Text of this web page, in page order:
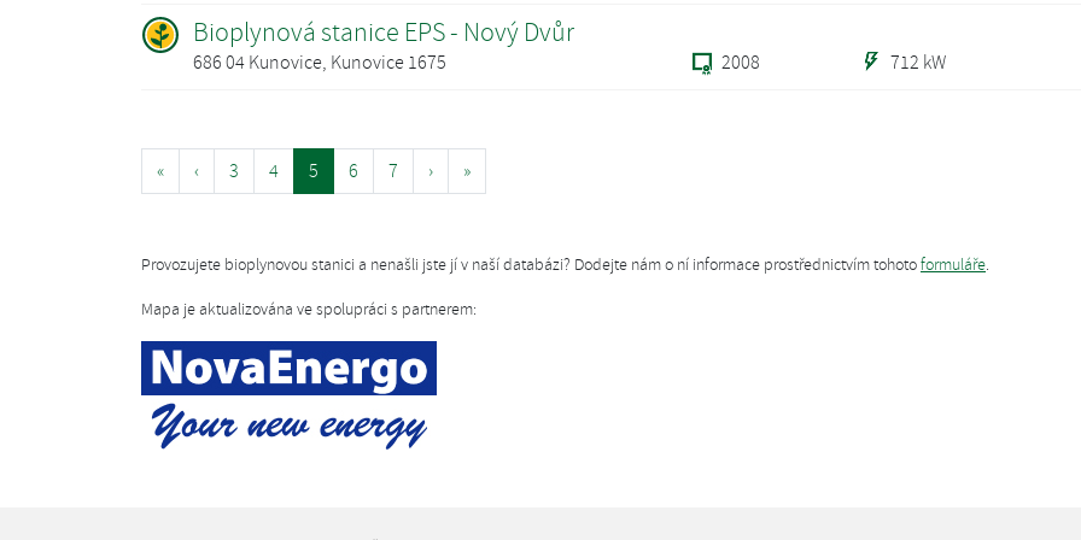
Bioplynová stanice EPS - Nový Dvůr
686 04 Kunovice, Kunovice 1675 2008 712 kW
« ‹ 3 4 5 6 7 › »
Provozujete bioplynovou stanici a nenašli jste jí v naší databázi? Dodejte nám o ní informace prostřednictvím tohotoformuláře.
Mapa je aktualizována ve spolupráci s partnerem: